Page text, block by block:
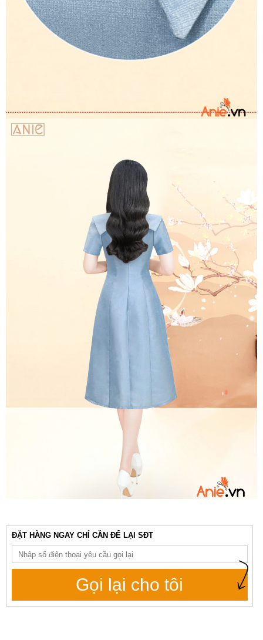
ĐẶT HÀNG NGAY CHỈ CẦN ĐỂ LẠI SĐT
Gọi lại cho tôi